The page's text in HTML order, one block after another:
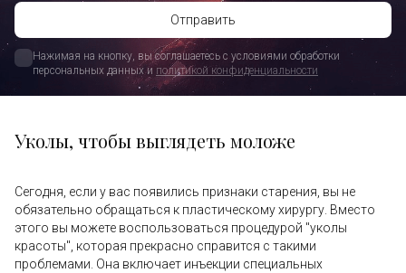
Нажимая на кнопку, вы соглашаетесь с условиями обработки
персональных данных и политикой конфиденциальности
Уколы, чтобы выглядеть моложе
Сегодня, если у вас появились признаки старения, вы не
обязательно обращаться к пластическому хирургу. Вместо
этого вы можете воспользоваться процедурой "уколы
красоты", которая прекрасно справится с такими
проблемами. Она включает инъекции специальных